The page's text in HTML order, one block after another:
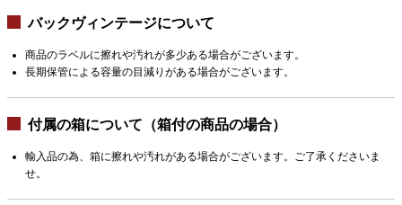
バックヴィンテージについて
商品のラベルに擦れや汚れが多少ある場合がございます。
長期保管による容量の目減りがある場合がございます。
付属の箱について（箱付の商品の場合）
輸入品の為、箱に擦れや汚れがある場合がございます。ご了承くださいま
せ。